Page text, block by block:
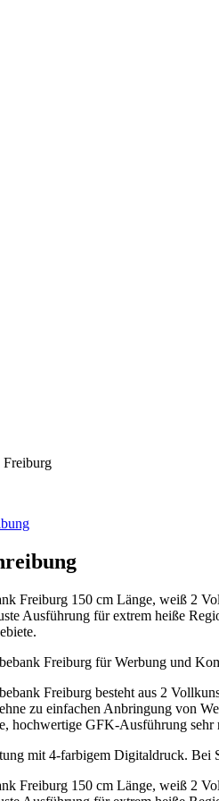
Freiburg
Freiburg 150 cm Länge, weiß 2
Ausführung für extrem heiße
Freiburg für Werbung und
Freiburg besteht aus 2
zu einfachen Anbringung von
hochwertige GFK-Ausführung
mit 4-farbigem Digitaldruck. Bei
Freiburg 150 cm Länge, weiß 2